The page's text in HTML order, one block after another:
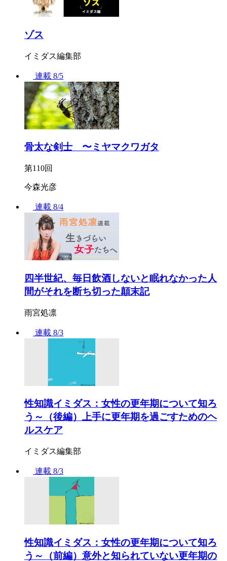
ゾス
イミダス編集部
連載 8/5
骨太な剣士 〜ミヤマクワガタ
第110回
今森光彦
連載 8/4
四半世紀、毎日飲酒しないと眠れなかった人
間がそれを断ち切った顛末記
雨宮処凛
連載 8/3
性知識イミダス：女性の更年期について知ろ
う～（後編）上手に更年期を過ごすためのヘ
ルスケア
イミダス編集部
連載 8/3
性知識イミダス：女性の更年期について知ろ
う～（前編）意外と知られていない更年期の